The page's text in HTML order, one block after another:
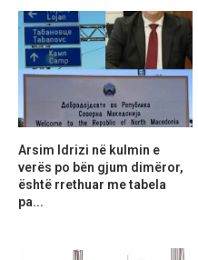
Arsim Idrizi në kulmin e
verës po bën gjum dimëror,
është rrethuar me tabela
pa...